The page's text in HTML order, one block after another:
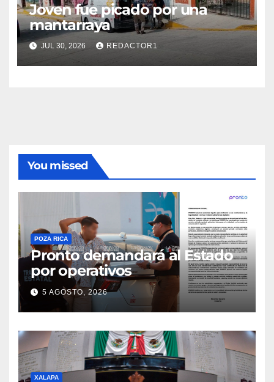
Joven fue picado por una
mantarraya
JUL 30, 2026 REDACTOR1
You missed
POZA RICA
Pronto demandará al Estado
por operativos
5 AGOSTO, 2026
XALAPA